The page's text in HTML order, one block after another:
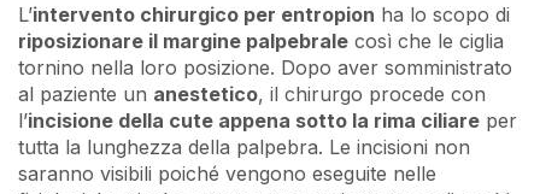
L’intervento chirurgico per entropion ha lo scopo di
riposizionare il margine palpebrale così che le ciglia
tornino nella loro posizione. Dopo aver somministrato
al paziente un anestetico, il chirurgo procede con
l’incisione della cute appena sotto la rima ciliare per
tutta la lunghezza della palpebra. Le incisioni non
saranno visibili poiché vengono eseguite nelle